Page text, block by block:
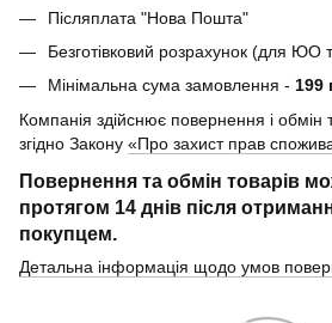
Післяплата "Нова Пошта"
Безготівковий розрахунок (для
Мінімальна сума замовлення - 199
Компанія здійснює повернення і обмін
згідно Закону «Про захист прав
Повернення та обмін товарів
протягом 14 днів після
покупцем.
Детальна інформація щодо умов